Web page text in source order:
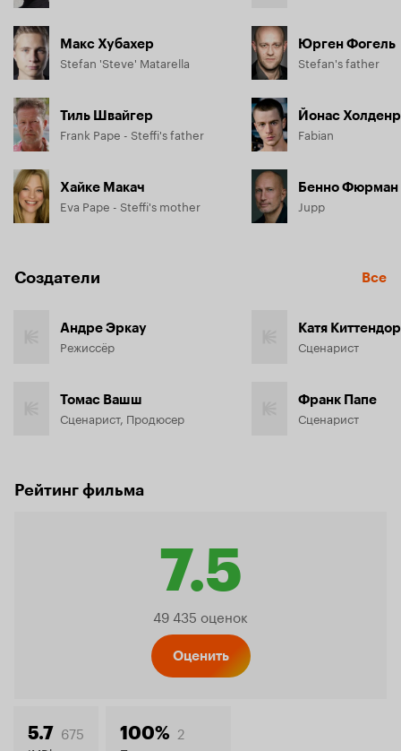
Макс Хубахер
Stefan 'Steve' Matarella
Тиль Швайгер
Frank Pape - Steffi's father
Хайке Макач
Eva Pape - Steffi's mother
Юрген Фогель
Stefan's father
Йонас
Fabian
Бенно Фюрман
Jupp
Создатели Все
Андре Эркау
Режиссёр
Томас Вашш
Сценарист, Продюсер
Катя
Сценарист
Франк Папе
Сценарист
Рейтинг фильма
7.5
Рейтинг
49 435 оценок
Оценить
5.7 675 100% 2